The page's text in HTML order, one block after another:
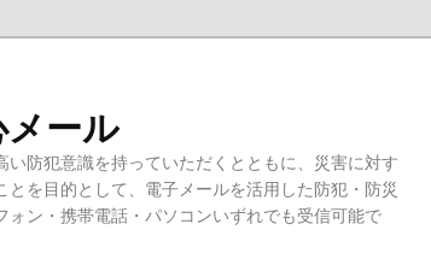
ール
防犯意識を持っていただくとともに、災害に対す
を目的として、電子メールを活用した防犯・防災
ン・携帯電話・パソコンいずれでも受信可能で